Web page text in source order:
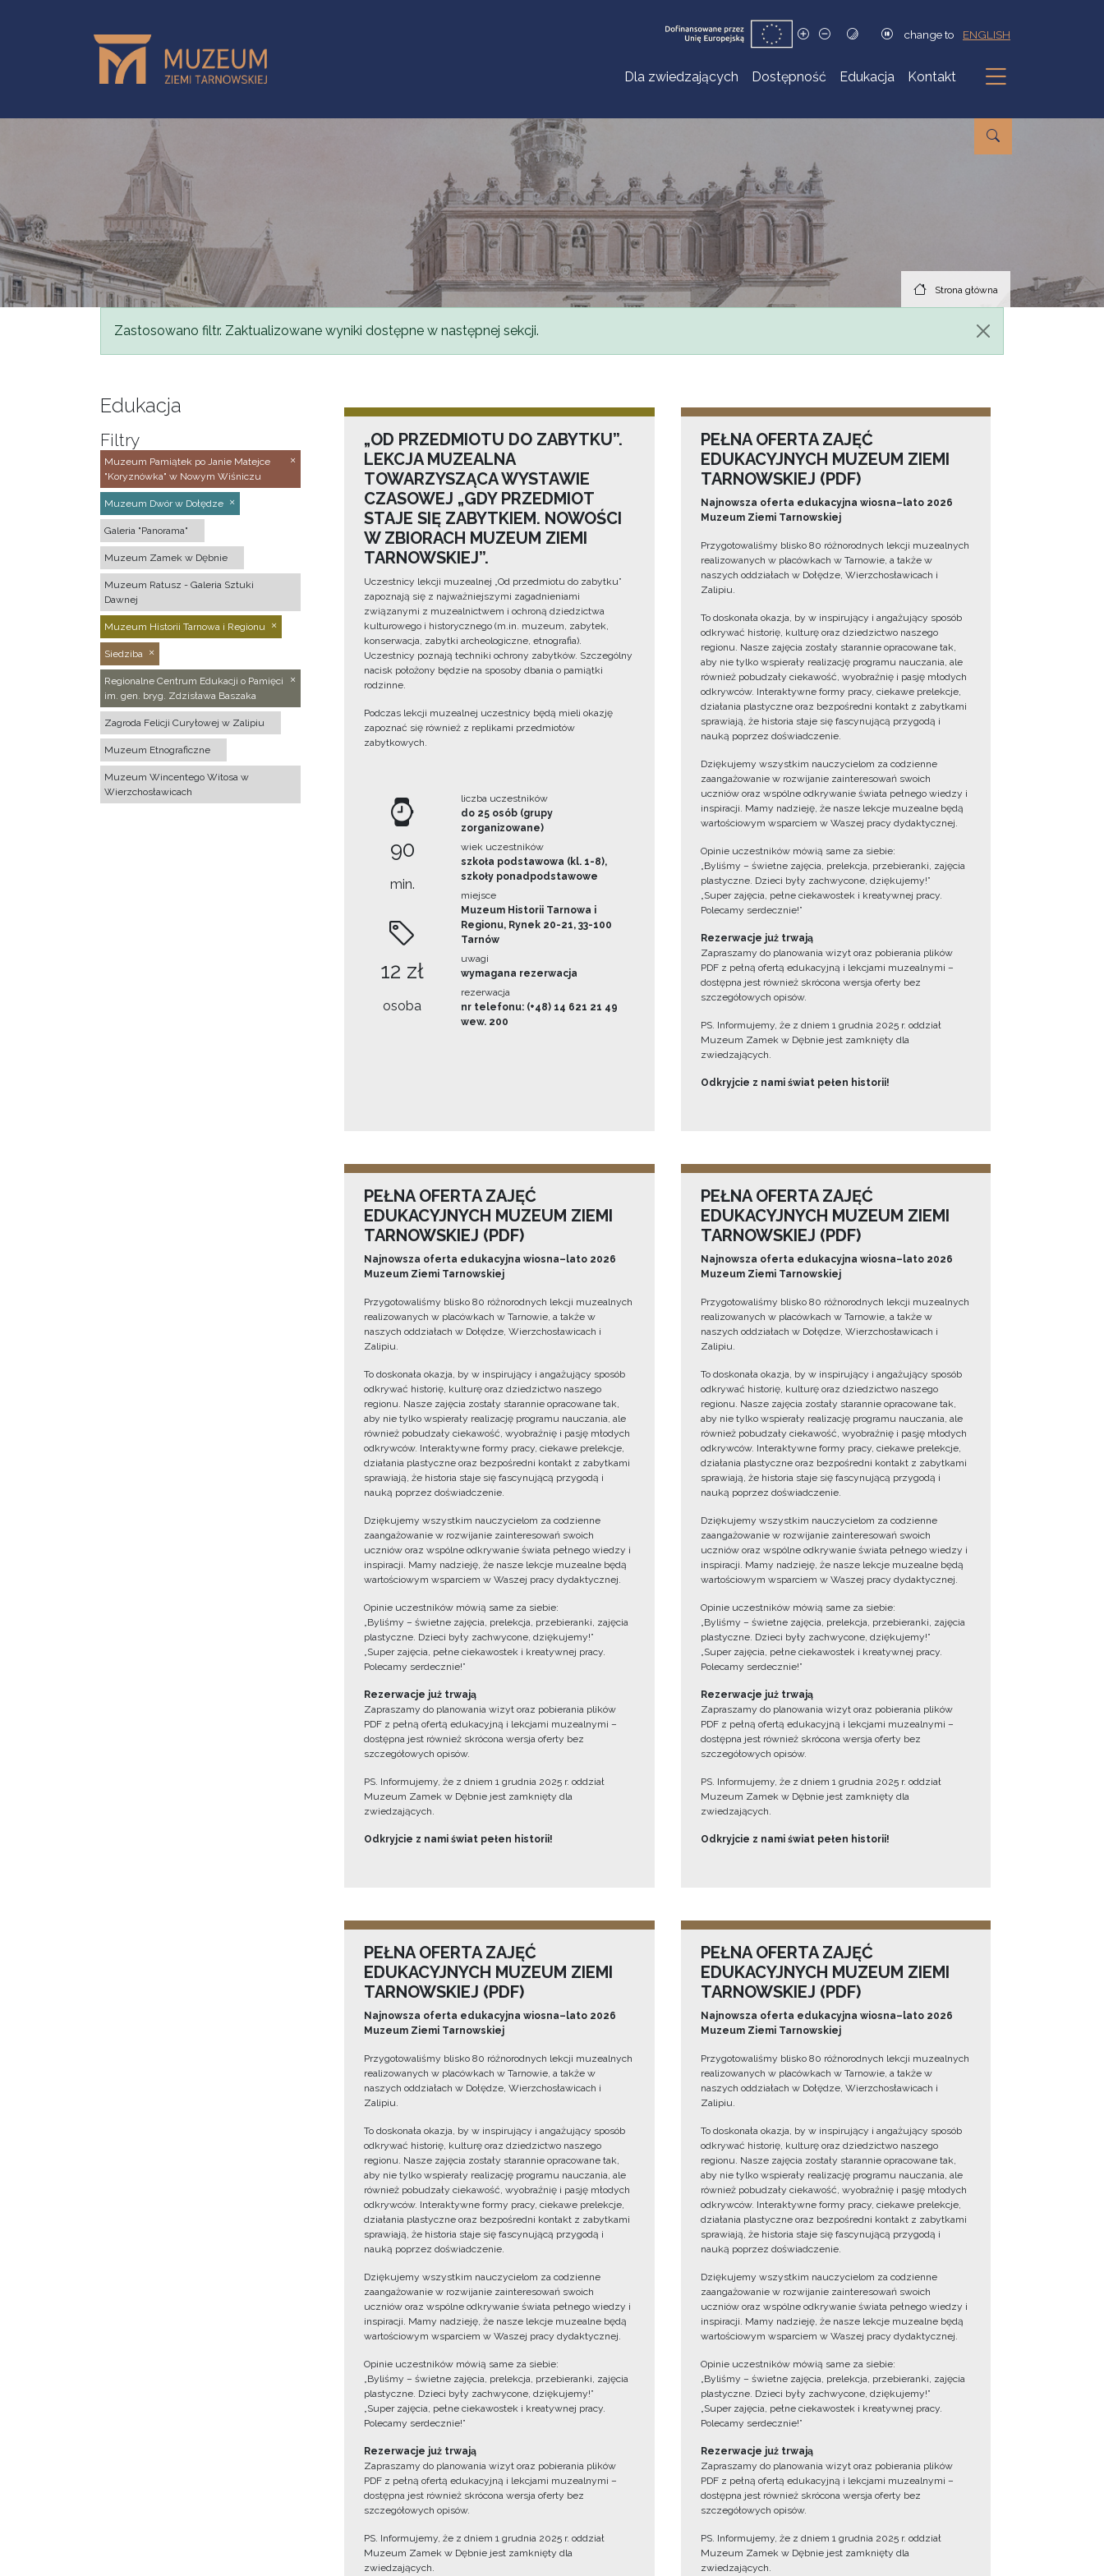
change to ENGLISH
Dla zwiedzających Dostępność Edukacja Kontakt
Podmenu
Strona główna
Komunikat
Zastosowano filtr. Zaktualizowane wyniki dostępne w następnej sekcji.
Edukacja
Filtry
Muzeum Pamiątek po Janie Matejce
"Koryznówka" w Nowym Wiśniczu
Muzeum Dwór w Dołędze
Galeria "Panorama"
Muzeum Zamek w Dębnie
Muzeum Ratusz - Galeria Sztuki
Dawnej
Muzeum Historii Tarnowa i Regionu
Siedziba
Regionalne Centrum Edukacji o Pamięci
im. gen. bryg. Zdzisława Baszaka
Zagroda Felicji Curyłowej w Zalipiu
Muzeum Etnograficzne
Muzeum Wincentego Witosa w
Wierzchosławicach
„OD PRZEDMIOTU DO ZABYTKU”.
LEKCJA MUZEALNA
TOWARZYSZĄCA WYSTAWIE
CZASOWEJ „GDY PRZEDMIOT
STAJE SIĘ ZABYTKIEM. NOWOŚCI
W ZBIORACH MUZEUM ZIEMI
TARNOWSKIEJ”.
Uczestnicy lekcji muzealnej „Od przedmiotu do zabytku”
zapoznają się z najważniejszymi zagadnieniami
związanymi z muzealnictwem i ochroną dziedzictwa
kulturowego i historycznego (m.in. muzeum, zabytek,
konserwacja, zabytki archeologiczne, etnografia).
Uczestnicy poznają techniki ochrony zabytków. Szczególny
nacisk położony będzie na sposoby dbania o pamiątki
rodzinne.
Podczas lekcji muzealnej uczestnicy będą mieli okazję
zapoznać się również z replikami przedmiotów
zabytkowych.
90
min.
12 zł
osoba
liczba uczestników
do 25 osób (grupy
zorganizowane)
wiek uczestników
szkoła podstawowa (kl. 1-8),
szkoły ponadpodstawowe
miejsce
Muzeum Historii Tarnowa i
Regionu, Rynek 20-21, 33-100
Tarnów
uwagi
wymagana rezerwacja
rezerwacja
nr telefonu: (+48) 14 621 21 49
wew. 200
PEŁNA OFERTA ZAJĘĆ
EDUKACYJNYCH MUZEUM ZIEMI
TARNOWSKIEJ (PDF)
Najnowsza oferta edukacyjna wiosna–lato 2026
Muzeum Ziemi Tarnowskiej
Przygotowaliśmy blisko 80 różnorodnych lekcji muzealnych
realizowanych w placówkach w Tarnowie, a także w
naszych oddziałach w Dołędze, Wierzchosławicach i
Zalipiu.
To doskonała okazja, by w inspirujący i angażujący sposób
odkrywać historię, kulturę oraz dziedzictwo naszego
regionu. Nasze zajęcia zostały starannie opracowane tak,
aby nie tylko wspierały realizację programu nauczania, ale
również pobudzały ciekawość, wyobraźnię i pasję młodych
odkrywców. Interaktywne formy pracy, ciekawe prelekcje,
działania plastyczne oraz bezpośredni kontakt z zabytkami
sprawiają, że historia staje się fascynującą przygodą i
nauką poprzez doświadczenie.
Dziękujemy wszystkim nauczycielom za codzienne
zaangażowanie w rozwijanie zainteresowań swoich
uczniów oraz wspólne odkrywanie świata pełnego wiedzy i
inspiracji. Mamy nadzieję, że nasze lekcje muzealne będą
wartościowym wsparciem w Waszej pracy dydaktycznej.
Opinie uczestników mówią same za siebie:
„Byliśmy – świetne zajęcia, prelekcja, przebieranki, zajęcia
plastyczne. Dzieci były zachwycone, dziękujemy!”
„Super zajęcia, pełne ciekawostek i kreatywnej pracy.
Polecamy serdecznie!”
Rezerwacje już trwają
Zapraszamy do planowania wizyt oraz pobierania plików
PDF z pełną ofertą edukacyjną i lekcjami muzealnymi –
dostępna jest również skrócona wersja oferty bez
szczegółowych opisów.
PS. Informujemy, że z dniem 1 grudnia 2025 r. oddział
Muzeum Zamek w Dębnie jest zamknięty dla
zwiedzających.
Odkryjcie z nami świat pełen historii!
PEŁNA OFERTA ZAJĘĆ
EDUKACYJNYCH MUZEUM ZIEMI
TARNOWSKIEJ (PDF)
Najnowsza oferta edukacyjna wiosna–lato 2026
Muzeum Ziemi Tarnowskiej
Przygotowaliśmy blisko 80 różnorodnych lekcji muzealnych
realizowanych w placówkach w Tarnowie, a także w
naszych oddziałach w Dołędze, Wierzchosławicach i
Zalipiu.
To doskonała okazja, by w inspirujący i angażujący sposób
odkrywać historię, kulturę oraz dziedzictwo naszego
regionu. Nasze zajęcia zostały starannie opracowane tak,
aby nie tylko wspierały realizację programu nauczania, ale
również pobudzały ciekawość, wyobraźnię i pasję młodych
odkrywców. Interaktywne formy pracy, ciekawe prelekcje,
działania plastyczne oraz bezpośredni kontakt z zabytkami
sprawiają, że historia staje się fascynującą przygodą i
nauką poprzez doświadczenie.
Dziękujemy wszystkim nauczycielom za codzienne
zaangażowanie w rozwijanie zainteresowań swoich
uczniów oraz wspólne odkrywanie świata pełnego wiedzy i
inspiracji. Mamy nadzieję, że nasze lekcje muzealne będą
wartościowym wsparciem w Waszej pracy dydaktycznej.
Opinie uczestników mówią same za siebie:
„Byliśmy – świetne zajęcia, prelekcja, przebieranki, zajęcia
plastyczne. Dzieci były zachwycone, dziękujemy!”
„Super zajęcia, pełne ciekawostek i kreatywnej pracy.
Polecamy serdecznie!”
Rezerwacje już trwają
Zapraszamy do planowania wizyt oraz pobierania plików
PDF z pełną ofertą edukacyjną i lekcjami muzealnymi –
dostępna jest również skrócona wersja oferty bez
szczegółowych opisów.
PS. Informujemy, że z dniem 1 grudnia 2025 r. oddział
Muzeum Zamek w Dębnie jest zamknięty dla
zwiedzających.
Odkryjcie z nami świat pełen historii!
PEŁNA OFERTA ZAJĘĆ
EDUKACYJNYCH MUZEUM ZIEMI
TARNOWSKIEJ (PDF)
Najnowsza oferta edukacyjna wiosna–lato 2026
Muzeum Ziemi Tarnowskiej
Przygotowaliśmy blisko 80 różnorodnych lekcji muzealnych
realizowanych w placówkach w Tarnowie, a także w
naszych oddziałach w Dołędze, Wierzchosławicach i
Zalipiu.
To doskonała okazja, by w inspirujący i angażujący sposób
odkrywać historię, kulturę oraz dziedzictwo naszego
regionu. Nasze zajęcia zostały starannie opracowane tak,
aby nie tylko wspierały realizację programu nauczania, ale
również pobudzały ciekawość, wyobraźnię i pasję młodych
odkrywców. Interaktywne formy pracy, ciekawe prelekcje,
działania plastyczne oraz bezpośredni kontakt z zabytkami
sprawiają, że historia staje się fascynującą przygodą i
nauką poprzez doświadczenie.
Dziękujemy wszystkim nauczycielom za codzienne
zaangażowanie w rozwijanie zainteresowań swoich
uczniów oraz wspólne odkrywanie świata pełnego wiedzy i
inspiracji. Mamy nadzieję, że nasze lekcje muzealne będą
wartościowym wsparciem w Waszej pracy dydaktycznej.
Opinie uczestników mówią same za siebie:
„Byliśmy – świetne zajęcia, prelekcja, przebieranki, zajęcia
plastyczne. Dzieci były zachwycone, dziękujemy!”
„Super zajęcia, pełne ciekawostek i kreatywnej pracy.
Polecamy serdecznie!”
Rezerwacje już trwają
Zapraszamy do planowania wizyt oraz pobierania plików
PDF z pełną ofertą edukacyjną i lekcjami muzealnymi –
dostępna jest również skrócona wersja oferty bez
szczegółowych opisów.
PS. Informujemy, że z dniem 1 grudnia 2025 r. oddział
Muzeum Zamek w Dębnie jest zamknięty dla
zwiedzających.
Odkryjcie z nami świat pełen historii!
PEŁNA OFERTA ZAJĘĆ
EDUKACYJNYCH MUZEUM ZIEMI
TARNOWSKIEJ (PDF)
Najnowsza oferta edukacyjna wiosna–lato 2026
Muzeum Ziemi Tarnowskiej
Przygotowaliśmy blisko 80 różnorodnych lekcji muzealnych
realizowanych w placówkach w Tarnowie, a także w
naszych oddziałach w Dołędze, Wierzchosławicach i
Zalipiu.
To doskonała okazja, by w inspirujący i angażujący sposób
odkrywać historię, kulturę oraz dziedzictwo naszego
regionu. Nasze zajęcia zostały starannie opracowane tak,
aby nie tylko wspierały realizację programu nauczania, ale
również pobudzały ciekawość, wyobraźnię i pasję młodych
odkrywców. Interaktywne formy pracy, ciekawe prelekcje,
działania plastyczne oraz bezpośredni kontakt z zabytkami
sprawiają, że historia staje się fascynującą przygodą i
nauką poprzez doświadczenie.
Dziękujemy wszystkim nauczycielom za codzienne
zaangażowanie w rozwijanie zainteresowań swoich
uczniów oraz wspólne odkrywanie świata pełnego wiedzy i
inspiracji. Mamy nadzieję, że nasze lekcje muzealne będą
wartościowym wsparciem w Waszej pracy dydaktycznej.
Opinie uczestników mówią same za siebie:
„Byliśmy – świetne zajęcia, prelekcja, przebieranki, zajęcia
plastyczne. Dzieci były zachwycone, dziękujemy!”
„Super zajęcia, pełne ciekawostek i kreatywnej pracy.
Polecamy serdecznie!”
Rezerwacje już trwają
Zapraszamy do planowania wizyt oraz pobierania plików
PDF z pełną ofertą edukacyjną i lekcjami muzealnymi –
dostępna jest również skrócona wersja oferty bez
szczegółowych opisów.
PS. Informujemy, że z dniem 1 grudnia 2025 r. oddział
Muzeum Zamek w Dębnie jest zamknięty dla
zwiedzających.
PEŁNA OFERTA ZAJĘĆ
EDUKACYJNYCH MUZEUM ZIEMI
TARNOWSKIEJ (PDF)
Najnowsza oferta edukacyjna wiosna–lato 2026
Muzeum Ziemi Tarnowskiej
Przygotowaliśmy blisko 80 różnorodnych lekcji muzealnych
realizowanych w placówkach w Tarnowie, a także w
naszych oddziałach w Dołędze, Wierzchosławicach i
Zalipiu.
To doskonała okazja, by w inspirujący i angażujący sposób
odkrywać historię, kulturę oraz dziedzictwo naszego
regionu. Nasze zajęcia zostały starannie opracowane tak,
aby nie tylko wspierały realizację programu nauczania, ale
również pobudzały ciekawość, wyobraźnię i pasję młodych
odkrywców. Interaktywne formy pracy, ciekawe prelekcje,
działania plastyczne oraz bezpośredni kontakt z zabytkami
sprawiają, że historia staje się fascynującą przygodą i
nauką poprzez doświadczenie.
Dziękujemy wszystkim nauczycielom za codzienne
zaangażowanie w rozwijanie zainteresowań swoich
uczniów oraz wspólne odkrywanie świata pełnego wiedzy i
inspiracji. Mamy nadzieję, że nasze lekcje muzealne będą
wartościowym wsparciem w Waszej pracy dydaktycznej.
Opinie uczestników mówią same za siebie:
„Byliśmy – świetne zajęcia, prelekcja, przebieranki, zajęcia
plastyczne. Dzieci były zachwycone, dziękujemy!”
„Super zajęcia, pełne ciekawostek i kreatywnej pracy.
Polecamy serdecznie!”
Rezerwacje już trwają
Zapraszamy do planowania wizyt oraz pobierania plików
PDF z pełną ofertą edukacyjną i lekcjami muzealnymi –
dostępna jest również skrócona wersja oferty bez
szczegółowych opisów.
PS. Informujemy, że z dniem 1 grudnia 2025 r. oddział
Muzeum Zamek w Dębnie jest zamknięty dla
zwiedzających.